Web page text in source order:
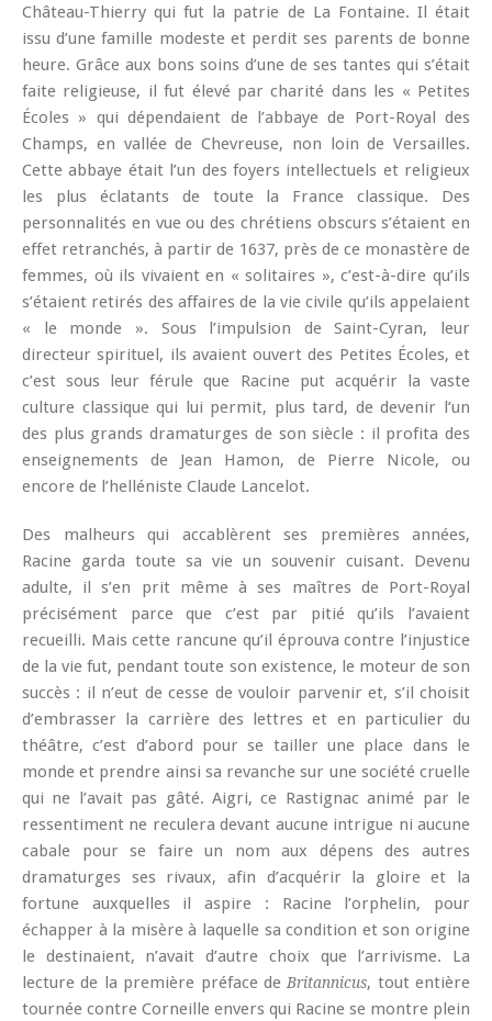
Château-Thierry qui fut la patrie de La Fontaine. Il était
issu d’une famille modeste et perdit ses parents de bonne
heure. Grâce aux bons soins d’une de ses tantes qui s’était
faite religieuse, il fut élevé par charité dans les « Petites
Écoles » qui dépendaient de l’abbaye de Port-Royal des
Champs, en vallée de Chevreuse, non loin de Versailles.
Cette abbaye était l’un des foyers intellectuels et religieux
les plus éclatants de toute la France classique. Des
personnalités en vue ou des chrétiens obscurs s’étaient en
effet retranchés, à partir de 1637, près de ce monastère de
femmes, où ils vivaient en « solitaires », c’est-à-dire qu’ils
s’étaient retirés des affaires de la vie civile qu’ils appelaient
« le monde ». Sous l’impulsion de Saint-Cyran, leur
directeur spirituel, ils avaient ouvert des Petites Écoles, et
c’est sous leur férule que Racine put acquérir la vaste
culture classique qui lui permit, plus tard, de devenir l’un
des plus grands dramaturges de son siècle : il profita des
enseignements de Jean Hamon, de Pierre Nicole, ou
encore de l’helléniste Claude Lancelot.
Des malheurs qui accablèrent ses premières années,
Racine garda toute sa vie un souvenir cuisant. Devenu
adulte, il s’en prit même à ses maîtres de Port-Royal
précisément parce que c’est par pitié qu’ils l’avaient
recueilli. Mais cette rancune qu’il éprouva contre l’injustice
de la vie fut, pendant toute son existence, le moteur de son
succès : il n’eut de cesse de vouloir parvenir et, s’il choisit
d’embrasser la carrière des lettres et en particulier du
théâtre, c’est d’abord pour se tailler une place dans le
monde et prendre ainsi sa revanche sur une société cruelle
qui ne l’avait pas gâté. Aigri, ce Rastignac animé par le
ressentiment ne reculera devant aucune intrigue ni aucune
cabale pour se faire un nom aux dépens des autres
dramaturges ses rivaux, afin d’acquérir la gloire et la
fortune auxquelles il aspire : Racine l’orphelin, pour
échapper à la misère à laquelle sa condition et son origine
le destinaient, n’avait d’autre choix que l’arrivisme. La
lecture de la première préface deBritannicus, tout entière
tournée contre Corneille envers qui Racine se montre plein